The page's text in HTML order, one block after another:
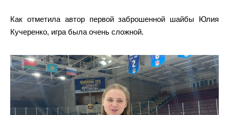
Как отметила автор первой заброшенной шайбы Юлия
Кучеренко, игра была очень сложной.